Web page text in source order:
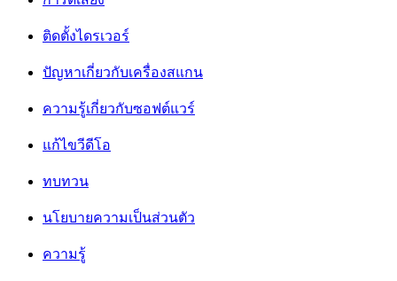
ติดตั้งไดรเวอร์
ปัญหาเกี่ยวกับเครื่องสแกน
ความรู้เกี่ยวกับซอฟต์แวร์
แก้ไขวีดีโอ
ทบทวน
นโยบายความเป็นส่วนตัว
ความรู้